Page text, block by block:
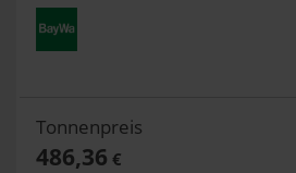
Tonnenpreis
486,36 €